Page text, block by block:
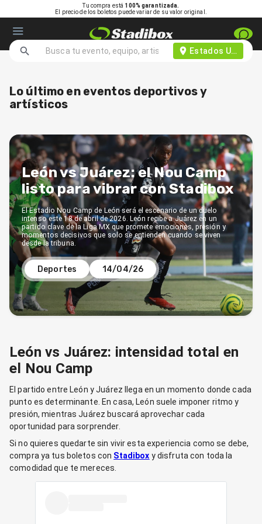
Tu compra está 100% garantizada.
El precio de los boletos puede variar de su valor original.
Estados Unidos
Lo último en eventos deportivos y
artísticos
León vs Juárez: el Nou Camp
listo para vibrar con Stadibox
Deportes 14/04/26
El Estadio Nou Camp de León será el escenario de un duelo
intenso este 18 de abril de 2026. León recibe a Juárez en un
partido clave de la Liga MX que promete emociones, presión y
momentos decisivos que solo se entienden cuando se viven
desde la tribuna.
León vs Juárez: intensidad total en
el Nou Camp
El partido entre León y Juárez llega en un momento donde cada
punto es determinante. En casa, León suele imponer ritmo y
presión, mientras Juárez buscará aprovechar cada
oportunidad para sorprender.
Si no quieres quedarte sin vivir esta experiencia como se debe,
compra ya tus boletos con Stadibox y disfruta con toda la
comodidad que te mereces.